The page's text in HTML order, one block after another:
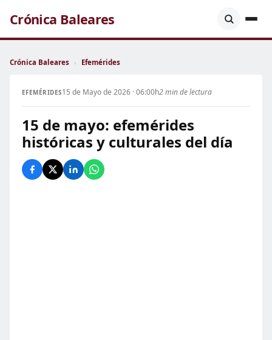
Crónica Baleares
Crónica Baleares › Efemérides
EFEMÉRIDES15 de Mayo de 2026 · 06:00h2 min de lectura
15 de mayo: efemérides
históricas y culturales del día